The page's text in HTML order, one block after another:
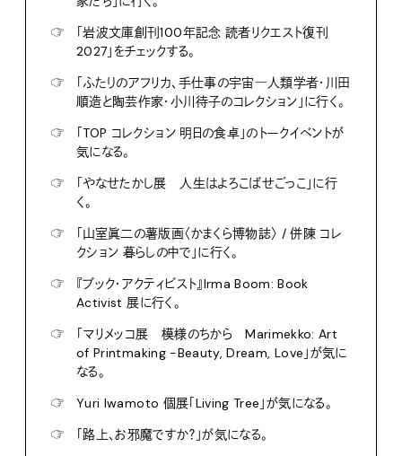
☞
「岩波文庫創刊100年記念 読者リクエスト復刊
2027」をチェックする。
☞
「ふたりのアフリカ、手仕事の宇宙―人類学者・川田
順造と陶芸作家・小川待子のコレクション」に行く。
☞
「TOP コレクション 明日の食卓」のトークイベントが
気になる。
☞
「やなせたかし展 人生はよろこばせごっこ」に行
く。
☞
「山室眞二の薯版画〈かまくら博物誌〉 / 併陳 コレ
クション 暮らしの中で」に行く。
☞
『ブック・アクティビスト』Irma Boom: Book
Activist 展に行く。
☞
「マリメッコ展 模様のちから Marimekko: Art
of Printmaking -Beauty, Dream, Love」が気に
なる。
☞
Yuri Iwamoto 個展「Living Tree」が気になる。
☞
「路上、お邪魔ですか？」が気になる。